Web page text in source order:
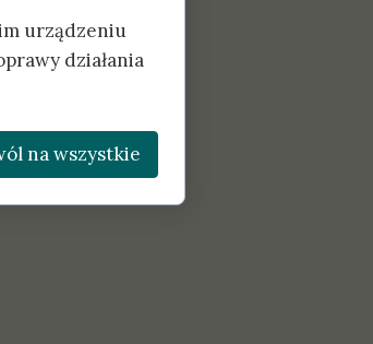
urządzeniu
działania
na wszystkie